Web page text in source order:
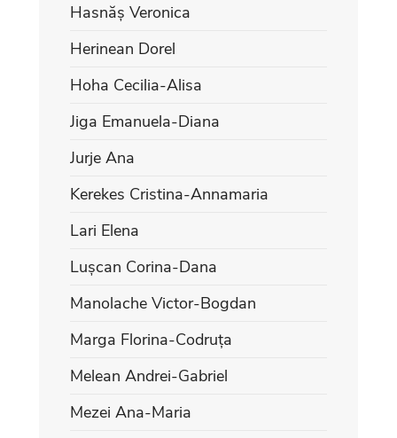
Hasnăș Veronica
Herinean Dorel
Hoha Cecilia-Alisa
Jiga Emanuela-Diana
Jurje Ana
Kerekes Cristina-Annamaria
Lari Elena
Lușcan Corina-Dana
Manolache Victor-Bogdan
Marga Florina-Codruța
Melean Andrei-Gabriel
Mezei Ana-Maria